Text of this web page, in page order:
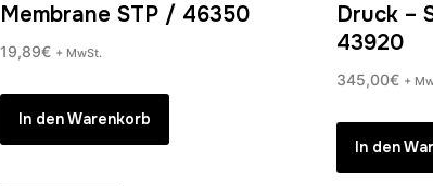
Membrane STP / 46350
19,89€ + MwSt.
In den Warenkorb
Druck –
43920
345,00€ +
In den